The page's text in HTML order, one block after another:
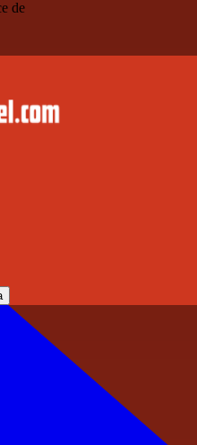
de